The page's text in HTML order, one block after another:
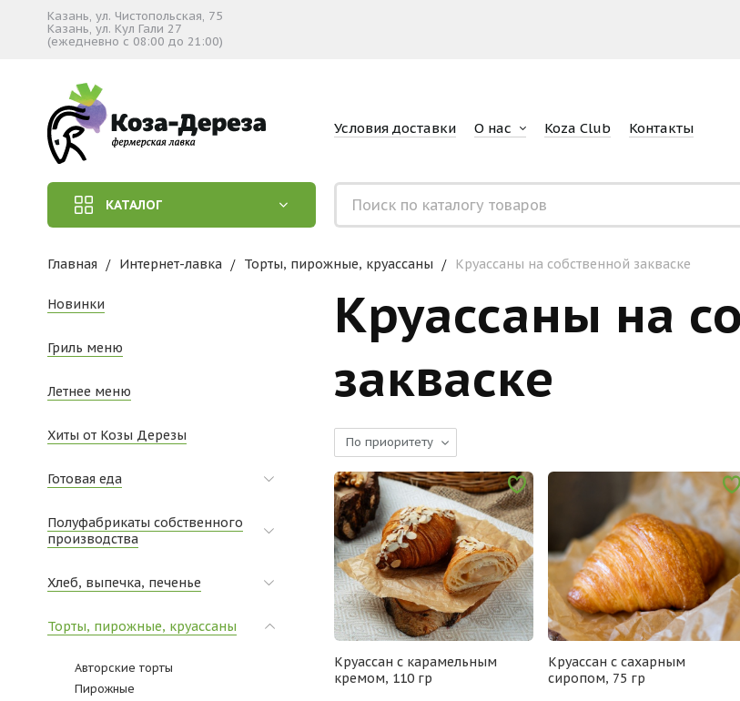
Казань, ул. Чистопольская, 75
Казань, ул. Кул Гали 27
(ежедневно с 08:00 до 21:00)
Условия доставки О нас Koza Club Контакты
КАТАЛОГ
Главная Интернет-лавка Торты, пирожные, круассаны Круассаны на собственной закваске
Новинки
Гриль меню
Летнее меню
Хиты от Козы Дерезы
Готовая еда
Полуфабрикаты собственного
производства
Хлеб, выпечка, печенье
Торты, пирожные, круассаны
Авторские торты
Пирожные
Круассаны на
закваске
По приоритету
Круассан с карамельным
кремом, 110 гр
Круассан с сахарным
сиропом, 75 гр